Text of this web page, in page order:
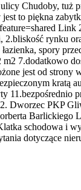
Chudoby, tuż
to piękna
rynku
spory
7.dodatkowo
jest od
kratą
11.bezpośrednio
Dworzec PKP
Barlickiego
schodowa i
dotyczące